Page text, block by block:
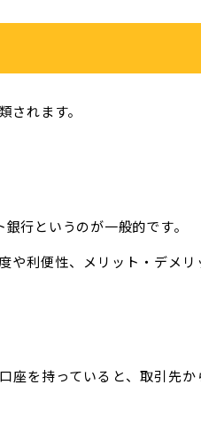
されます。
行というのが一般的です。
や利便性、メリット・デメリ
座を持っていると、取引先